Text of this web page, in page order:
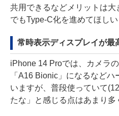
共用できるなどメリットは
でもType-C化を進めてほしい
常時表示ディスプレイが最
iPhone 14 Proでは、カメラ
「A16 Bionic」になるなど
いますが、普段使っていて
たな」と感じる点はあまり多